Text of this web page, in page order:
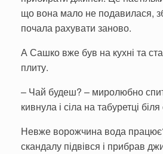
що вона мало не подавилася,
почала рахувати заново.
А Сашко вже був на кухні та
плиту.
– Чай будеш? – миролюбно
кивнула і сіла на табуретці
Невже ворожчина вода
скандалу підвівся і прибрав